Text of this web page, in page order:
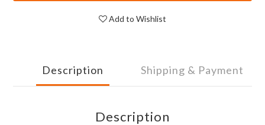
Add to Wishlist
Description Shipping & Payment
Description